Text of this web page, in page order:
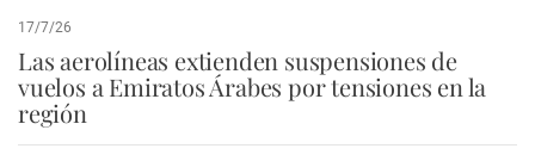
17/7/26
Las aerolíneas extienden suspensiones de
vuelos a Emiratos Árabes por tensiones en la
región